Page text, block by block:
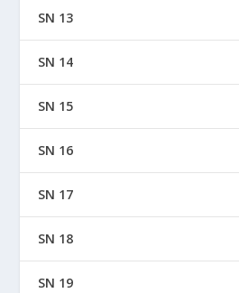
SN 13
SN 14
SN 15
SN 16
SN 17
SN 18
SN 19